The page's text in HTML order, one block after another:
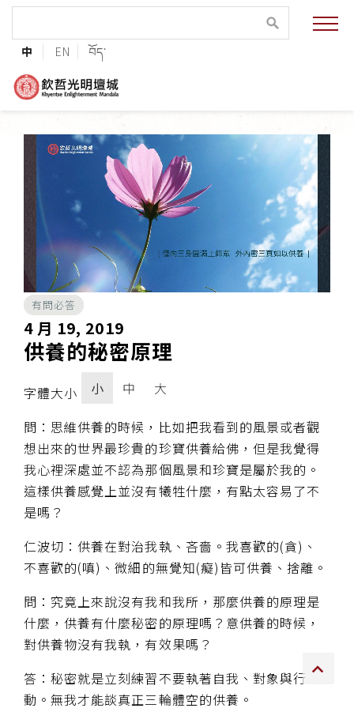
中 EN བོད་
緣起與願景
法王與上師的祝福
護持協會
加入志工
巴麥欽哲傳承
第三世巴麥欽哲仁波切
傳承上師授證
專書與譯著
*巴麥寺與麥青寺的聯合聲明
尊貴上師珍寶開示
巴麥欽哲珍寶開示
前行開示文集
有問必答
4 月 19, 2019
供養的秘密原理
字體大小 小 中 大
問：思維供養的時候，比如把我看到的風景或者觀
想出來的世界最珍貴的珍寶供養給佛，但是我覺得
我心裡深處並不認為那個風景和珍寶是屬於我的。
這樣供養感覺上並沒有犧牲什麼，有點太容易了不
是嗎？
仁波切：供養在對治我執、吝嗇。我喜歡的(貪)、
不喜歡的(嗔)、微細的無覺知(癡)皆可供養、捨離。
問：究竟上來說沒有我和我所，那麼供養的原理是
什麼，供養有什麼秘密的原理嗎？意供養的時候，
對供養物沒有我執，有效果嗎？
答：秘密就是立刻練習不要執著自我、對象與行
動。無我才能談真正三輪體空的供養。